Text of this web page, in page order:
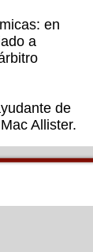
en
a
de
Allister.